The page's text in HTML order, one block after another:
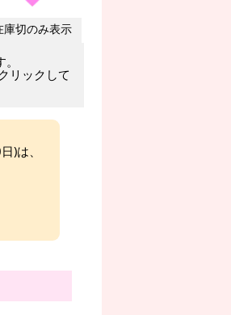
庫切のみ表示
リックして
)は、